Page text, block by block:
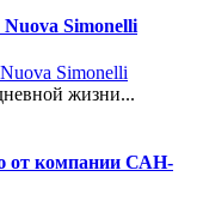
Simonelli
жизни...
от компании САН-